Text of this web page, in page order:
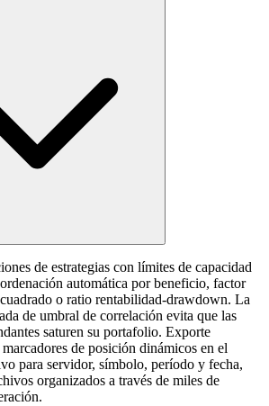
de estrategias con límites de capacidad
automática por beneficio, factor
o ratio rentabilidad-drawdown. La
de umbral de correlación evita que las
saturen su portafolio. Exporte
de posición dinámicos en el
para servidor, símbolo, período y fecha,
organizados a través de miles de